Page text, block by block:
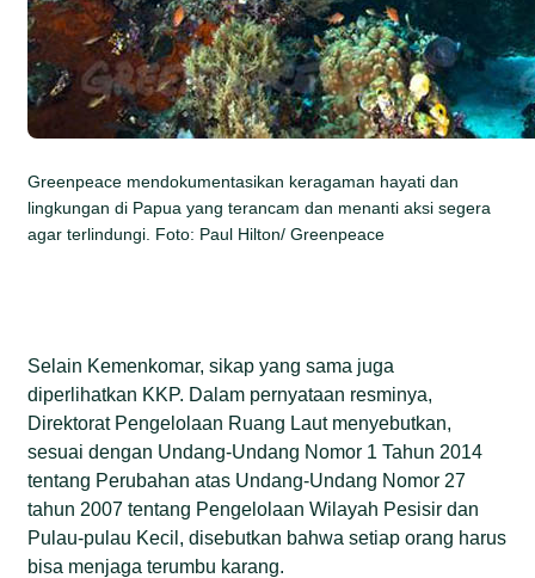
Greenpeace mendokumentasikan keragaman hayati dan
lingkungan di Papua yang terancam dan menanti aksi segera
agar terlindungi. Foto: Paul Hilton/ Greenpeace
Selain Kemenkomar, sikap yang sama juga
diperlihatkan KKP. Dalam pernyataan resminya,
Direktorat Pengelolaan Ruang Laut menyebutkan,
sesuai dengan Undang-Undang Nomor 1 Tahun 2014
tentang Perubahan atas Undang-Undang Nomor 27
tahun 2007 tentang Pengelolaan Wilayah Pesisir dan
Pulau-pulau Kecil, disebutkan bahwa setiap orang harus
bisa menjaga terumbu karang.